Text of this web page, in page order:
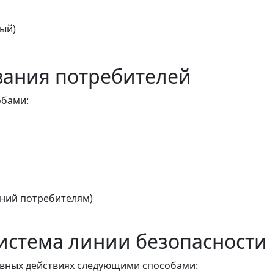
потребителей
потребителям)
линии безопасности
действиях следующими способами: